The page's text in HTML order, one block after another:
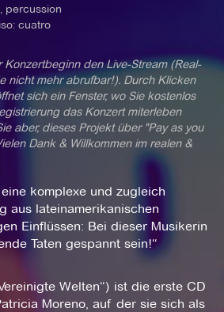
percussion
cuatro
Konzertbeginn den Live-Stream (Real-
nicht mehr abrufbar!). Durch Klicken
sich ein Fenster, wo Sie kostenlos
das Konzert miterleben
aber, dieses Projekt über "Pay as you
Dank & Willkommen im realen &
eine komplexe und zugleich
aus lateinamerikanischen
Einflüssen: Bei dieser Musikerin
Taten gespannt sein!“
Welten“) ist die erste CD
Moreno, auf der sie sich als